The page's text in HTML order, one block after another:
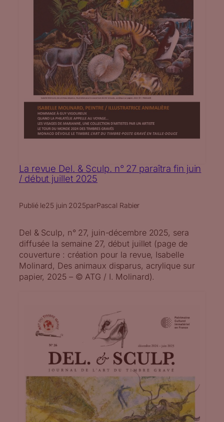
La revue Del. & Sculp. n° 27 paraîtra fin juin
/ début juillet 2025
Publié le25 juin 2025parPascal Rabier
Del & Sculp, n° 27, juin-décembre 2025, sera
diffusée la semaine 27, début juillet (page de
couverture : création pour la revue, Isabelle
Molinard, Des animaux disparus, acrylique sur
papier, 2025 – © ATG / I. Molinard).